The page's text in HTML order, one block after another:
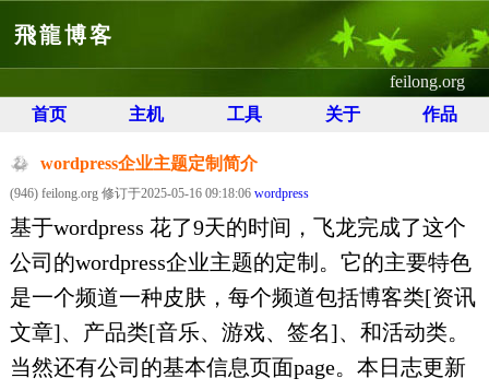
飛龍博客
feilong.org
首页
主机 工具 关于 作品
wordpress企业主题定制简介
(946) feilong.org 修订于2025-05-16 09:18:06 wordpress
基于wordpress 花了9天的时间，飞龙完成了这个
公司的wordpress企业主题的定制。它的主要特色
是一个频道一种皮肤，每个频道包括博客类[资讯
文章]、产品类[音乐、游戏、签名]、和活动类。
当然还有公司的基本信息页面page。本日志更新